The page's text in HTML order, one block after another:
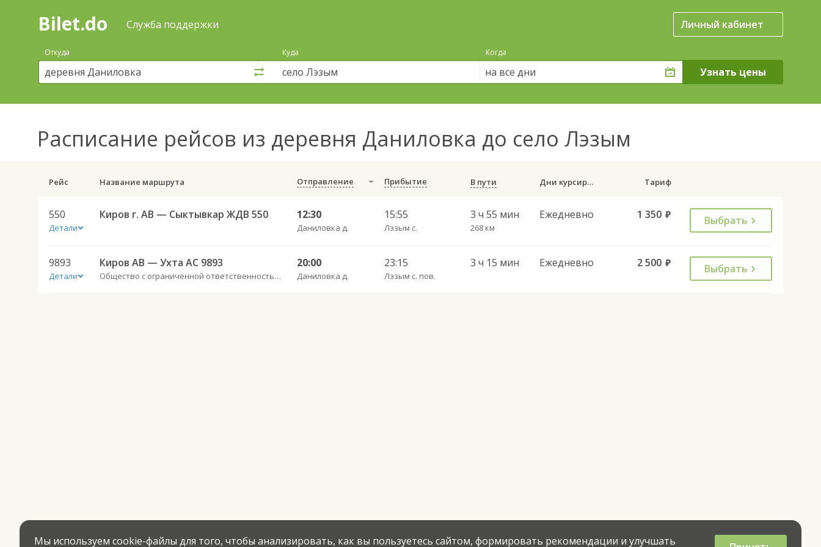
Поиск
покупка
билетов
автобус
онлайн
Bilet.do Служба поддержки Личный кабинет
Откуда Куда Когда
на все дни
Расписание рейсов из деревня Даниловка до село Лэзым
Рейс Название маршрута Отправление Прибытие В пути Дни курсирования Тариф
550
Детали
Киров г. АВ — Сыктывкар ЖДВ 550 12:30
Даниловка д.
15:55
Лэзым с.
3 ч 55 мин
268 км
Ежедневно 1 350 руб. Выбрать
9893
Детали
Киров АВ — Ухта АС 9893
Общество с ограниченной ответственностью «Ухтинское автотранспортное предприятие»
20:00
Даниловка д.
23:15
Лэзым с. пов.
3 ч 15 мин Ежедневно 2 500 руб. Выбрать
Мы используем cookie-файлы для того, чтобы анализировать, как вы пользуетесь сайтом, формировать рекомендации и улучшать